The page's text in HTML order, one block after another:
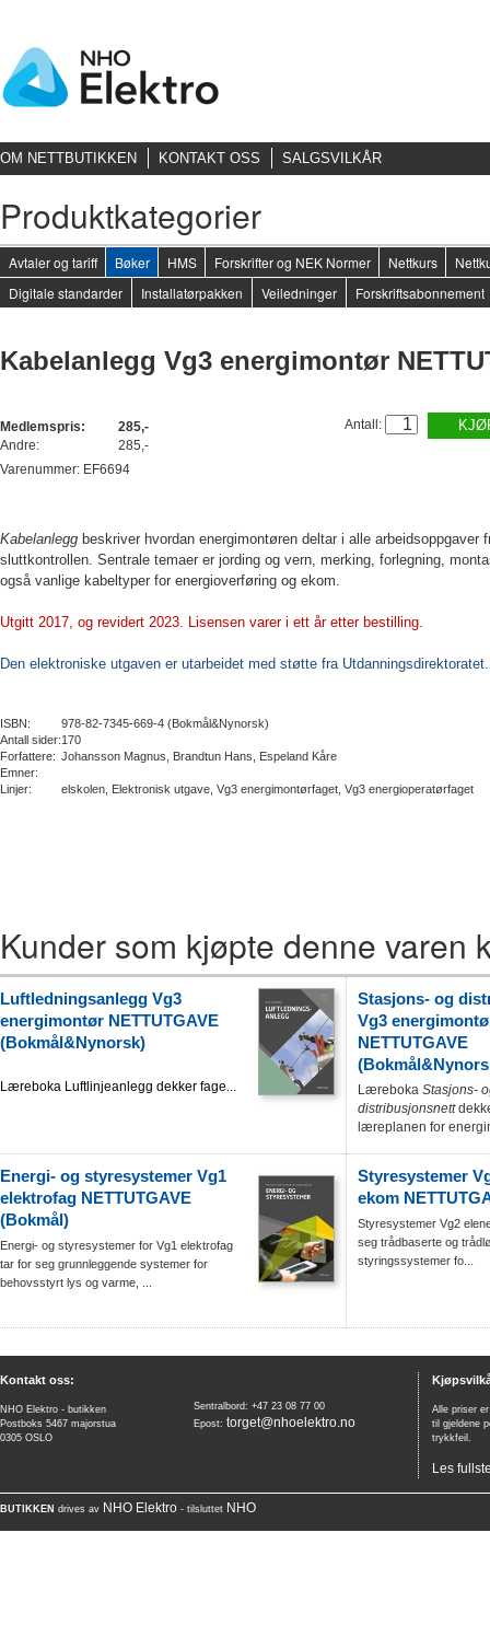
OM NETTBUTIKKEN KONTAKT OSS SALGSVILKÅR
Produktkategorier
Avtaler og tariff Bøker HMS Forskrifter og NEK Normer Nettkurs
Digitale standarder
Installatørpakken Veiledninger Forskriftsabonnement
Kabelanlegg Vg3 energimontør
Medlemspris:
285,-
Andre:
285,-
Antall:
Varenummer: EF6694
Kabelanlegg beskriver hvordan energimontøren deltar i alle arbeidsoppgaver
sluttkontrollen. Sentrale temaer er jording og vern, merking, forlegning,
også vanlige kabeltyper for energioverføring og ekom.
Utgitt 2017, og revidert 2023. Lisensen varer i ett år etter bestilling.
Den elektroniske utgaven er utarbeidet med støtte fra Utdanningsdirektoratet.
ISBN:
978-82-7345-669-4 (Bokmål&Nynorsk)
Antall sider:170
Forfattere: Johansson Magnus, Brandtun Hans, Espeland Kåre
Emner:
Linjer:
elskolen, Elektronisk utgave, Vg3 energimontørfaget, Vg3 energioperatørfaget
Kunder som kjøpte denne varen
Luftledningsanlegg Vg3
energimontør NETTUTGAVE
(Bokmål&Nynorsk)
Læreboka Luftlinjeanlegg dekker fage...
Stasjons- og
Vg3
NETTUTGAVE
Læreboka Stasjons-
distribusjonsnett
læreplanen for
Energi- og styresystemer Vg1
elektrofag NETTUTGAVE
(Bokmål)
Energi- og styresystemer for Vg1 elektrofag
tar for seg grunnleggende systemer for
behovsstyrt lys og varme, ...
Styresystemer
ekom
Styresystemer Vg2
seg trådbaserte og
styringssystemer fo...
Kontakt oss:
NHO Elektro - butikken
Postboks 5467 majorstua
0305 OSLO
Sentralbord: +47 23 08 77 00
Epost: torget@nhoelektro.no
Alle priser
til gjeldene
trykkfeil.
Les
BUTIKKEN drives av NHO Elektro - tilsluttet NHO